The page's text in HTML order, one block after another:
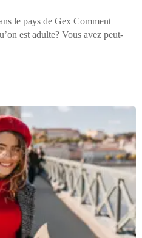
le pays de Gex Comment
est adulte? Vous avez peut-